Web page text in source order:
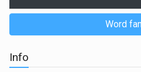
Word
Info